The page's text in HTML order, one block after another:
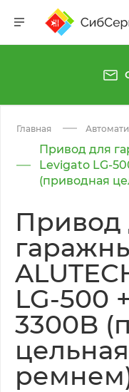
Главная
Привод для
Levigato LG-
(приводная
Привод
LG-500
3300B